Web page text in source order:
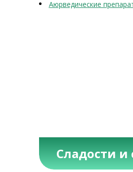
Аюрведические
Сладости и